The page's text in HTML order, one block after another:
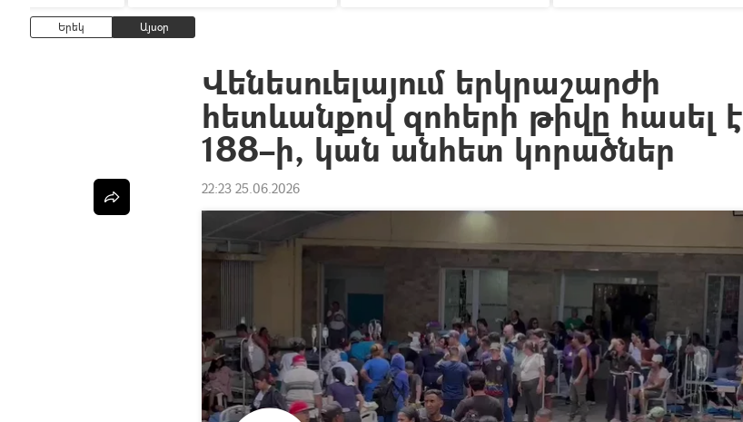
Երեկ Այսօր
Վենեսուելայում երկրաշարժի
հետևանքով զոհերի թիվը հասել է
188–ի, կան անհետ կորածներ
22:23 25.06.2026